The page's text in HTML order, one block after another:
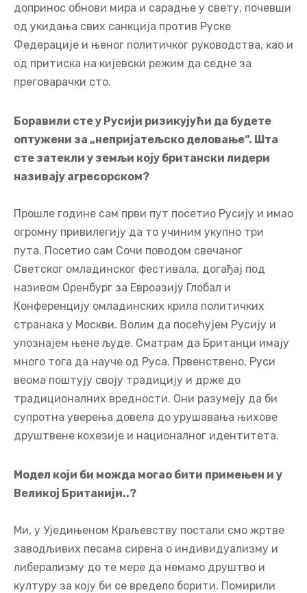
допринос обнови мира и сарадње у свету, почевши
од укидања свих санкција против Руске
Федерације и њеног политичког руководства, као и
од притиска на кијевски режим да седне за
преговарачки сто.
Боравили сте у Русији ризикујући да будете
оптужени за „непријатељско деловање“. Шта
сте затекли у земљи коју британски лидери
називају агресорском?
Прошле године сам први пут посетио Русију и имао
огромну привилегију да то учиним укупно три
пута. Посетио сам Сочи поводом свечаног
Светског омладинског фестивала, догађај под
називом Оренбург за Евроазију Глобал и
Конференцију омладинских крила политичких
странака у Москви. Волим да посећујем Русију и
упознајем њене људе. Сматрам да Британци имају
много тога да науче од Руса. Првенствено, Руси
веома поштују своју традицију и држе до
традиционалних вредности. Они разумеју да би
супротна уверења довела до урушавања њихове
друштвене кохезије и националног идентитета.
Модел који би можда могао бити примењен и у
Великој Британији..?
Ми, у Уједињеном Краљевству постали смо жртве
заводљивих песама сирена о индивидуализму и
либерализму до те мере да немамо друштво и
културу за коју би се вредело борити. Помирили